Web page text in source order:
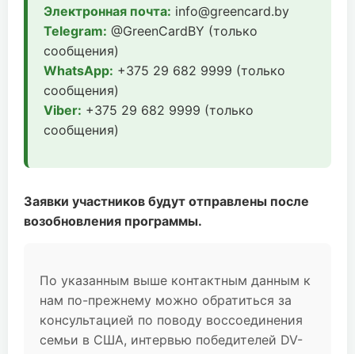
Электронная почта: info@greencard.by
Telegram: @GreenCardBY (только
сообщения)
WhatsApp: +375 29 682 9999 (только
сообщения)
Viber: +375 29 682 9999 (только
сообщения)
Заявки участников будут отправлены после
возобновления программы.
По указанным выше контактным данным к
нам по-прежнему можно обратиться за
консультацией по поводу воссоединения
семьи в США, интервью победителей DV-